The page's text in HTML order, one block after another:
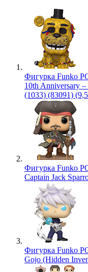
Фигурка Funko
10th Anniversary
(1033) (83091)
Фигурка Funko
Captain Jack
Фигурка Funko
Gojo (Hidden